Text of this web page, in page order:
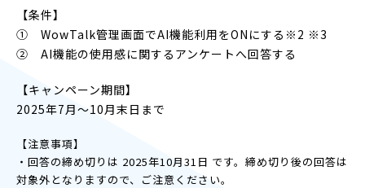
【条件】
① WowTalk管理画面でAI機能利用をONにする※2 ※3
② AI機能の使用感に関するアンケートへ回答する
【キャンペーン期間】
2025年7月～10月末日まで
【注意事項】
・回答の締め切りは 2025年10月31日 です。締め切り後の回答は
対象外となりますので、ご注意ください。